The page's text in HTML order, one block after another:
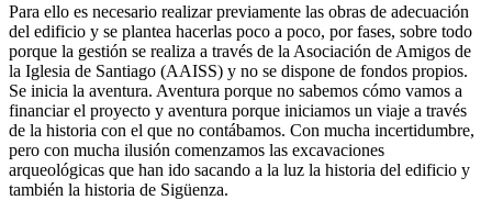
Para ello es necesario realizar previamente las obras de adecuación
del edificio y se plantea hacerlas poco a poco, por fases, sobre todo
porque la gestión se realiza a través de la Asociación de Amigos de
la Iglesia de Santiago (AAISS) y no se dispone de fondos propios.
Se inicia la aventura. Aventura porque no sabemos cómo vamos a
financiar el proyecto y aventura porque iniciamos un viaje a través
de la historia con el que no contábamos. Con mucha incertidumbre,
pero con mucha ilusión comenzamos las excavaciones
arqueológicas que han ido sacando a la luz la historia del edificio y
también la historia de Sigüenza.